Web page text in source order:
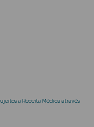
a Receita Médica através